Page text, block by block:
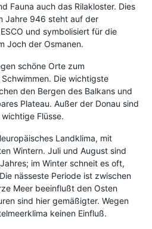
Fauna auch das Rilakloster. Dies
Jahre 946 steht auf der
und symbolisiert für die
Joch der Osmanen.
schöne Orte zum
Die wichtigste
den Bergen des Balkans und
Plateau. Außer der Donau sind
Flüsse.
Landklima, mit
Wintern. Juli und August sind
im Winter schneit es oft,
nässeste Periode ist zwischen
Meer beeinflußt den Osten
sind hier gemäßigter. Wegen
keinen Einfluß.